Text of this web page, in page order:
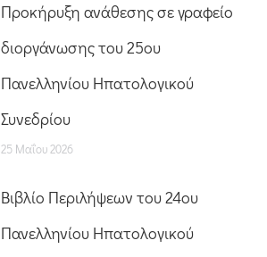
Προκήρυξη ανάθεσης σε γραφείο
διοργάνωσης του 25ου
Πανελληνίου Ηπατολογικού
Συνεδρίου
25 Μαΐου 2026
Βιβλίο Περιλήψεων του 24ου
Πανελληνίου Ηπατολογικού